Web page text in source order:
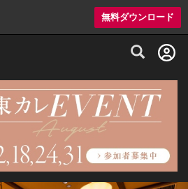
無料ダウンロード
グルメ情報・プレミアムレストラン予約